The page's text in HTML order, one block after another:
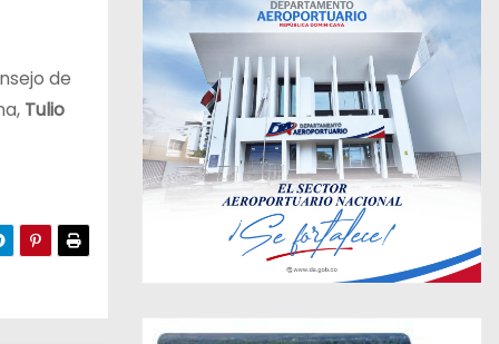
de
Tulio